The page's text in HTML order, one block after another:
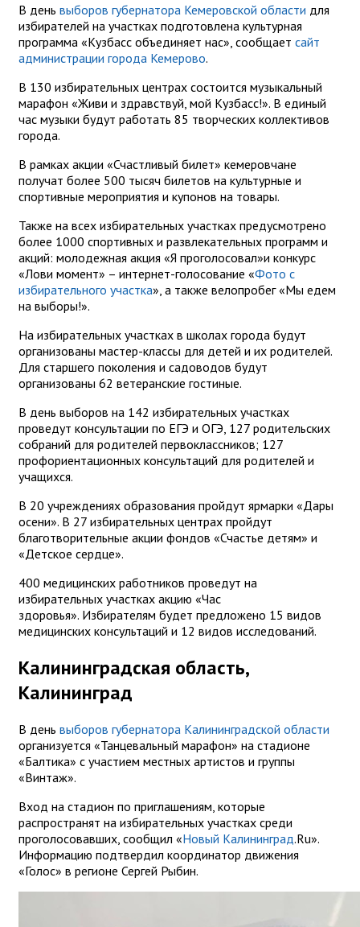
В день выборов губернатора Кемеровской области для
избирателей на участках подготовлена культурная
программа «Кузбасс объединяет нас», сообщает сайт
администрации города Кемерово.
В 130 избирательных центрах состоится музыкальный
марафон «Живи и здравствуй, мой Кузбасс!». В единый
час музыки будут работать 85 творческих коллективов
города.
В рамках акции «Счастливый билет» кемеровчане
получат более 500 тысяч билетов на культурные и
спортивные мероприятия и купонов на товары.
Также на всех избирательных участках предусмотрено
более 1000 спортивных и развлекательных программ и
акций: молодежная акция «Я проголосовал»и конкурс
«Лови момент» – интернет-голосование «Фото с
избирательного участка», а также велопробег «Мы едем
на выборы!».
На избирательных участках в школах города будут
организованы мастер-классы для детей и их родителей.
Для старшего поколения и садоводов будут
организованы 62 ветеранские гостиные.
В день выборов на 142 избирательных участках
проведут консультации по ЕГЭ и ОГЭ, 127 родительских
собраний для родителей первоклассников; 127
профориентационных консультаций для родителей и
учащихся.
В 20 учреждениях образования пройдут ярмарки «Дары
осени». В 27 избирательных центрах пройдут
благотворительные акции фондов «Счастье детям» и
«Детское сердце».
400 медицинских работников проведут на
избирательных участках акцию «Час
здоровья». Избирателям будет предложено 15 видов
медицинских консультаций и 12 видов исследований.
Калининградская область,
Калининград
В день выборов губернатора Калининградской области
организуется «Танцевальный марафон» на стадионе
«Балтика» с участием местных артистов и группы
«Винтаж».
Вход на стадион по приглашениям, которые
распространят на избирательных участках среди
проголосовавших, сообщил «Новый Калининград.Ru».
Информацию подтвердил координатор движения
«Голос» в регионе Сергей Рыбин.